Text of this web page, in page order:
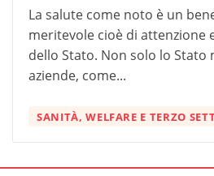
La salute come noto è un
meritevole cioè di attenzione
dello Stato. Non solo lo Stato
aziende, come...
SANITÀ, WELFARE E TERZO